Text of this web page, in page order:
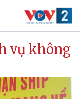
vụ không